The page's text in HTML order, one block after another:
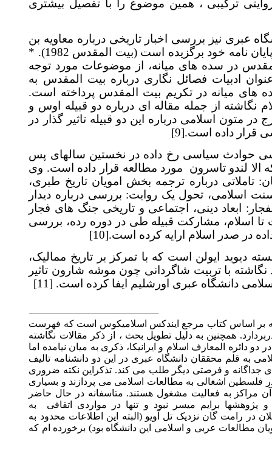
ترکیبی ، همین موضوع را با تفصیل بیشتری
نیز بررسی اخبار تاریخی درباره معاویه بن
خود برگزیده است (بیت المقدس 1982).
*
در سده های میانه، از موضوعات مورد توجه
ادبیات فصائل نگاری درباره بیت المقدس به
میانه در تکریم بیت المقدس پرداخته است.
از جمله مقاله ای درباره دو قبیله اوس و
اسلامی درباره این دو قبیله تاثیر گذار در
داده است.[9]
سیاسی رخ داده در نخستین سالهای پس
لندو تاسرون
مورد مطالعه قرار داده است. وی
تاملاتی درباره ترجمه بخش امویان تاریخ طبری،
تحول یک روایت: بررسی درباره دیدار
ابعاد دینی، اجتماعی و تاریخی جنگ های فجار
اسلام، مشارکت قبیله طی در دوره رده، بررسی
در صدر اسلام ارایه کرده است.[10]
ایولن است که با تمرکز بر تاریخ ممالیک،
با تربیت شاگردانی چون موشه شارون تاثیر
دانشگاه عبری اورشلیم ایفا کرده است.[11]
بر اساس کتاب مرجع ایندکس اسلامیکوس است که فهرست
همچنین به دلیل تطویل بحث ، از ذکر مقالات نگاشته
المعارف اسلام و ایرانیکا، ذکری به میان نیامده اما
قلم محققان دانشگاه عبری در این دو دانشنامه تالیف
و فرصتی دیگر طلب می کند. تذکراین نکته ضروری
اشغالی به مطالعات اسلامی می پردازند و بسیاری
مراکز به فعالیت مشغول هستند. متاسفانه در حال حاضر
برایم میسر نبود و تنها در مواردی اتقافی
به
در رامت گان نزدیک تل آویو (البته این اطلاعات محدود به
عربی و اسلامی این دانشگاه بود) برخورده ام که